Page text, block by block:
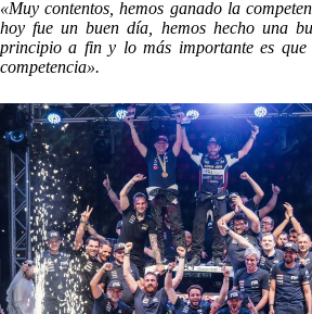
«Muy contentos, hemos ganado la
hoy fue un buen día, hemos hecho una
principio a fin y lo más importante es que
competencia».